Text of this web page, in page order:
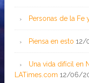
Personas de la Fe
Piensa en esto 12/
Una vida difícil en
LATimes.com 12/06/